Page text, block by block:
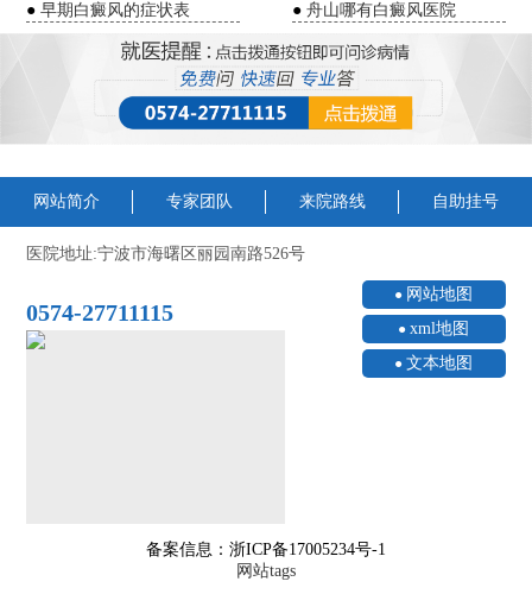
●早期白癜风的症状表 ●舟山哪有白癜风医院
网站简介 专家团队 来院路线 自助挂号
医院地址:宁波市海曙区丽园南路526号
0574-27711115
网站地图
xml地图
文本地图
备案信息：浙ICP备17005234号-1
网站tags